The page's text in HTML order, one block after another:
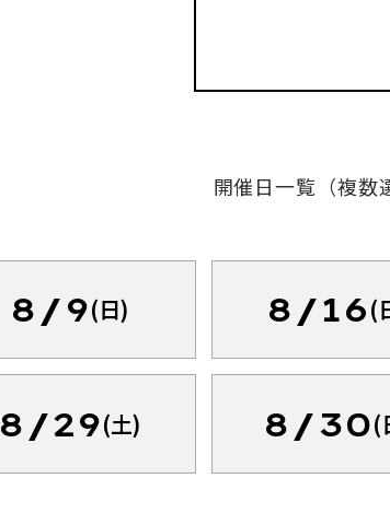
開催日一覧（複数
8/9(日) 8/16(
8/29(土) 8/30(